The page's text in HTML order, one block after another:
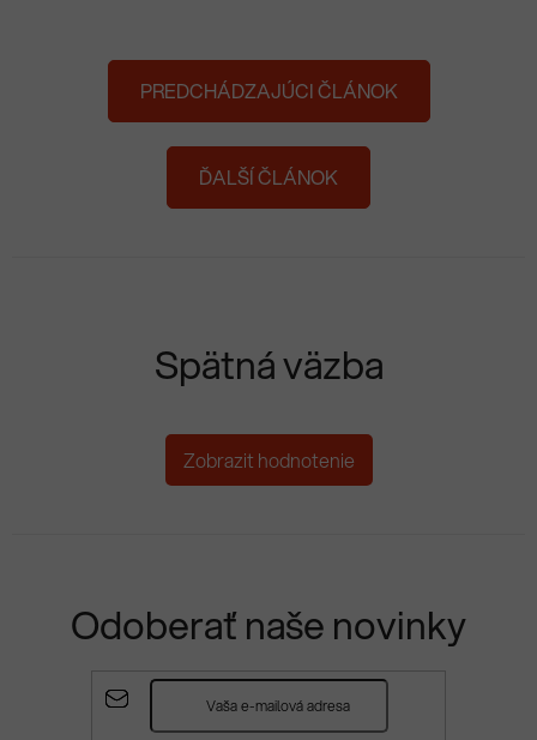
PREDCHÁDZAJÚCI ČLÁNOK
ĎALŠÍ ČLÁNOK
Spätná väzba
Zobrazit hodnotenie
Odoberať naše novinky